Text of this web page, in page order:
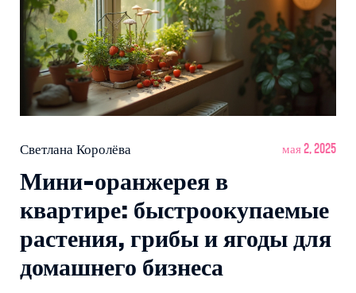
Светлана Королёва мая 2, 2025
Мини-оранжерея в
квартире: быстроокупаемые
растения, грибы и ягоды для
домашнего бизнеса